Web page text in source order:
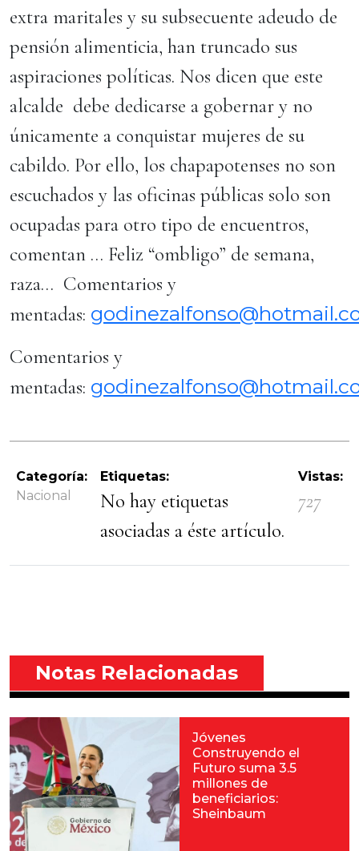
extra maritales y su subsecuente adeudo de
pensión alimenticia, han truncado sus
aspiraciones políticas. Nos dicen que este
alcalde debe dedicarse a gobernar y no
únicamente a conquistar mujeres de su
cabildo. Por ello, los chapapotenses no son
escuchados y las oficinas públicas solo son
ocupadas para otro tipo de encuentros,
comentan … Feliz “ombligo” de semana,
raza… Comentarios y
mentadas:
Comentarios y
mentadas:
Categoría:
Nacional
Etiquetas:
No hay etiquetas
asociadas a éste artículo.
Vistas:
727
Notas Relacionadas
Jóvenes
Construyendo el
Futuro suma 3.5
millones de
beneficiarios:
Sheinbaum